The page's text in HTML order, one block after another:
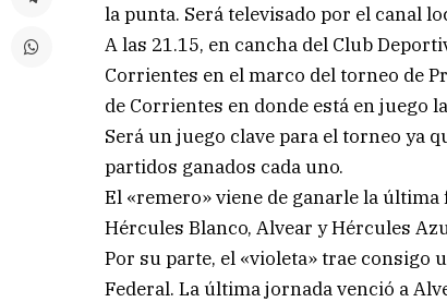
la punta. Será televisado por el canal
A las 21.15, en cancha del Club
Corrientes en el marco del torneo de
de Corrientes en donde está en juego
Será un juego clave para el torneo ya
partidos ganados cada uno.
El «remero» viene de ganarle la
Hércules Blanco, Alvear y Hércules
Por su parte, el «violeta» trae consigo
Federal. La última jornada venció a